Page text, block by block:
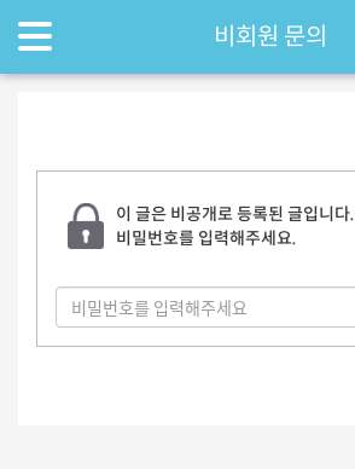
비회원 문의
이 글은 비공개로 등록된 글입니다.
비밀번호를 입력해주세요.